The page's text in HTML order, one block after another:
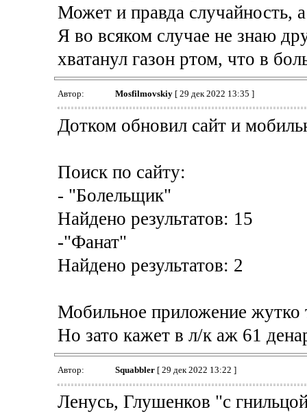
Может и правда случайность,
Я во всяком случае не знаю
хватанул газон ртом, что в
Автор: Mosfilmovskiy[ 29 дек 2022 13:35 ]
Дотком обновил сайт и
Поиск по сайту:
- "Болельщик"
Найдено результатов: 15
-"Фанат"
Найдено результатов: 2
Мобильное приложение жутко
Но зато кажет в л/к аж 61
Автор: Squabbler[ 29 дек 2022 13:22 ]
Ленусь, Глушенков "с